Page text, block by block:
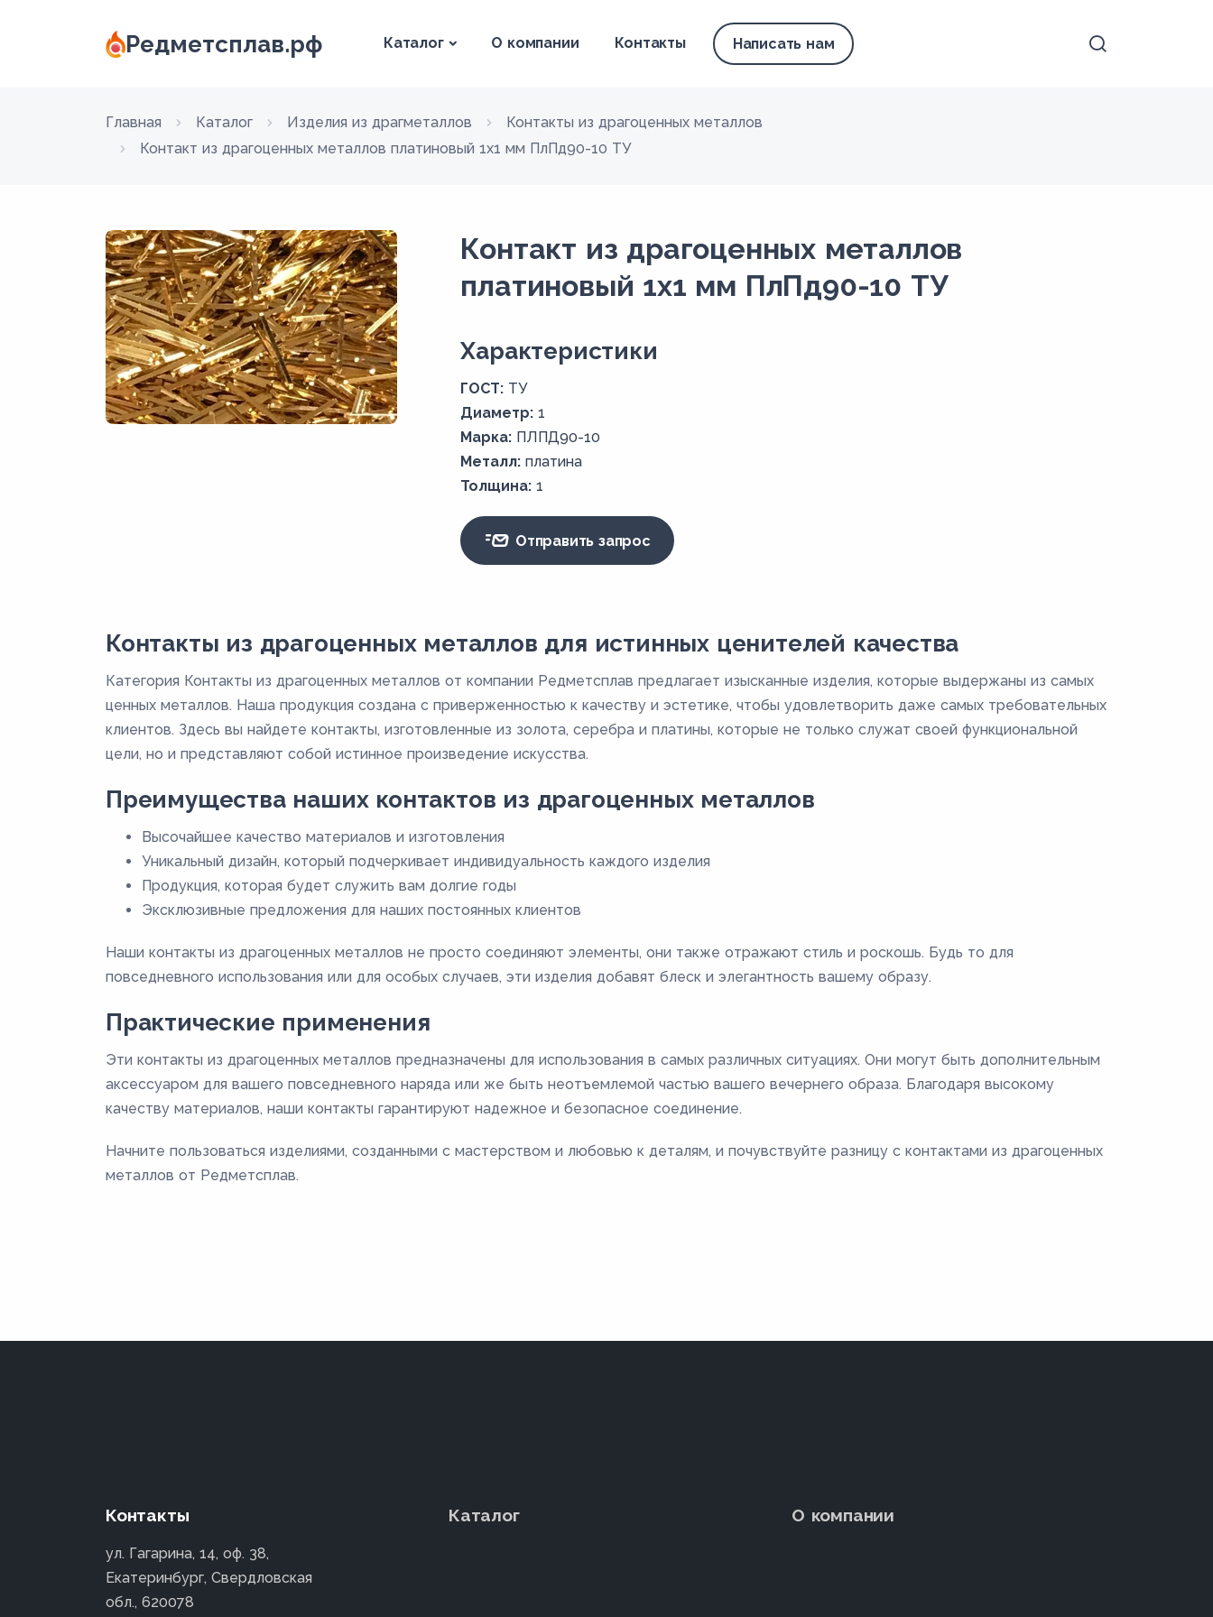
Редметсплав.рф Каталог О компании Контакты Написать нам
Главная Каталог Изделия из драгметаллов
Контакты из драгоценных металлов
Контакт из драгоценных металлов платиновый 1х1 мм ПлПд90-10 ТУ
Контакт из драгоценных металлов
платиновый 1х1 мм ПлПд90-10 ТУ
Xарактеристики
ГОСТ: ТУ
Диаметр: 1
Марка: ПЛПД90-10
Металл: платина
Толщина: 1
Отправить запрос
Контакты из драгоценных металлов для истинных ценителей качества
Категория Контакты из драгоценных металлов от компании Редметсплав предлагает изысканные изделия, которые выдержаны из самых
ценных металлов. Наша продукция создана с приверженностью к качеству и эстетике, чтобы удовлетворить даже самых требовательных
клиентов. Здесь вы найдете контакты, изготовленные из золота, серебра и платины, которые не только служат своей функциональной
цели, но и представляют собой истинное произведение искусства.
Преимущества наших контактов из драгоценных металлов
Высочайшее качество материалов и изготовления
Уникальный дизайн, который подчеркивает индивидуальность каждого изделия
Продукция, которая будет служить вам долгие годы
Эксклюзивные предложения для наших постоянных клиентов
Наши контакты из драгоценных металлов не просто соединяют элементы, они также отражают стиль и роскошь. Будь то для
повседневного использования или для особых случаев, эти изделия добавят блеск и элегантность вашему образу.
Практические применения
Эти контакты из драгоценных металлов предназначены для использования в самых различных ситуациях. Они могут быть дополнительным
аксессуаром для вашего повседневного наряда или же быть неотъемлемой частью вашего вечернего образа. Благодаря высокому
качеству материалов, наши контакты гарантируют надежное и безопасное соединение.
Начните пользоваться изделиями, созданными с мастерством и любовью к деталям, и почувствуйте разницу с контактами из драгоценных
металлов от Редметсплав.
Контакты
ул. Гагарина, 14, оф. 38,
Екатеринбург, Свердловская
обл., 620078
Каталог О компании